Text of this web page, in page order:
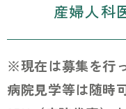
ー
シ
ン
シ
ョ
へ
産婦人科
※現在は募集を行
病院見学等は随時